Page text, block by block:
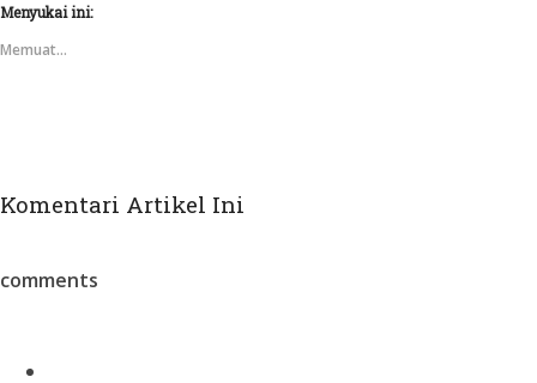
Menyukai ini:
Memuat...
Komentari Artikel Ini
comments